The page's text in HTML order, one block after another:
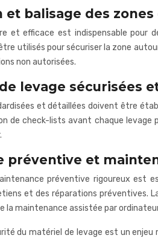
et balisage des
et efficace est indispensable pour
utilisés pour sécuriser la zone
non autorisées.
levage sécurisées
et détaillées doivent être
de check-lists avant chaque
préventive et
préventive rigoureux est
et des réparations préventives.
la maintenance assistée par
du matériel de levage est un